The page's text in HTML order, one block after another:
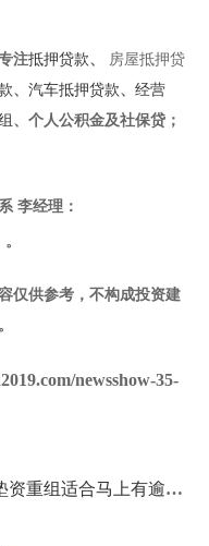
注抵押贷款、 房屋抵押贷
、 汽车抵押贷款、 经营
、个人公积金及社保贷；
李经理：
。
仅供参考，不构成投资建
newsshow-35-
合马上有逾期压力的人。